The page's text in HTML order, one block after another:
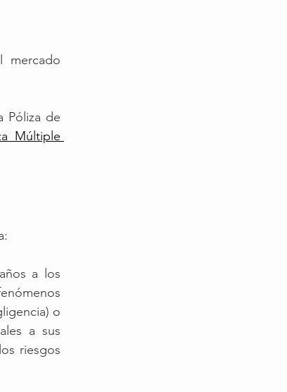
mercado
Póliza de
Múltiple
a los
o
a sus
riesgos